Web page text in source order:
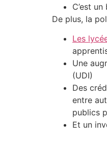
C’est
De plus, la
Les
Une
(UDI)
Des
entre
publics
Et un